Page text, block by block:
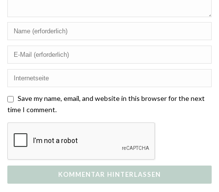
Save my name, email, and website in this browser for the next
time I comment.